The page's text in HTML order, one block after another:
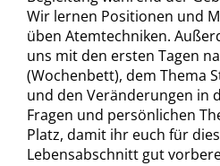
Wir lernen Positionen und
üben Atemtechniken.
uns mit den ersten Tagen
(Wochenbett), dem Thema
und den Veränderungen in
Fragen und persönlichen
Platz, damit ihr euch für
Lebensabschnitt gut